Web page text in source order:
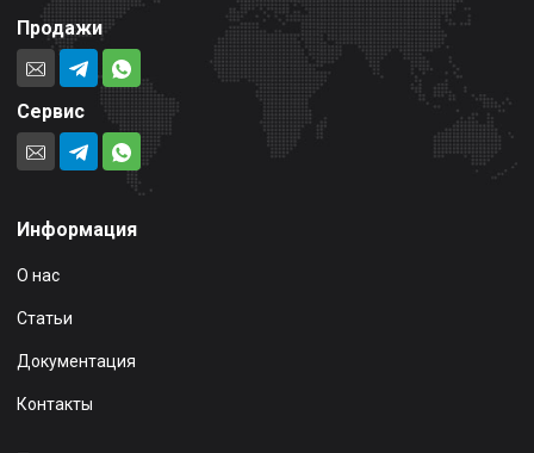
Продажи
Сервис
Информация
О нас
Статьи
Документация
Контакты